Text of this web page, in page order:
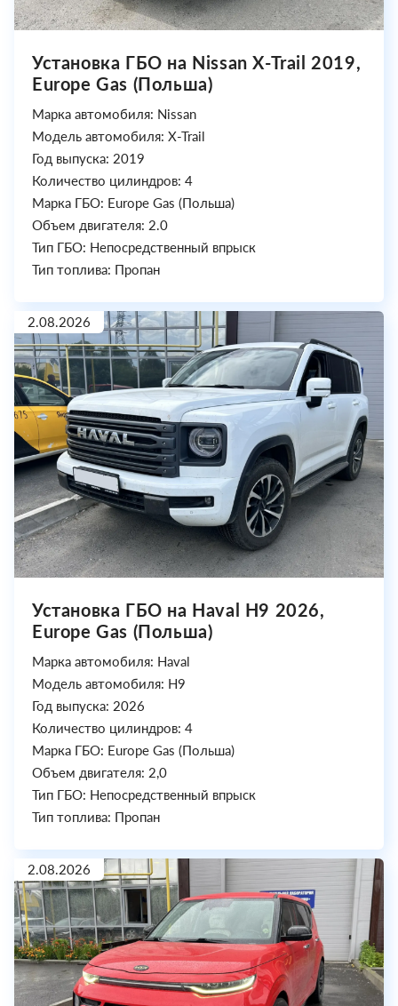
Установка ГБО на Nissan X-Trail 2019,
Europe Gas (Польша)
Марка автомобиля: Nissan
Модель автомобиля: X-Trail
Год выпуска: 2019
Количество цилиндров: 4
Марка ГБО: Europe Gas (Польша)
Объем двигателя: 2.0
Тип ГБО: Непосредственный впрыск
Тип топлива: Пропан
2.08.2026
Установка ГБО на Haval H9 2026,
Europe Gas (Польша)
Марка автомобиля: Haval
Модель автомобиля: H9
Год выпуска: 2026
Количество цилиндров: 4
Марка ГБО: Europe Gas (Польша)
Объем двигателя: 2,0
Тип ГБО: Непосредственный впрыск
Тип топлива: Пропан
2.08.2026